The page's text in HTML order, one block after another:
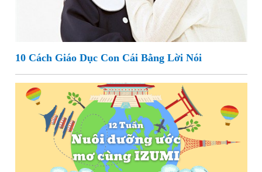
10 Cách Giáo Dục Con Cái Bằng Lời Nói